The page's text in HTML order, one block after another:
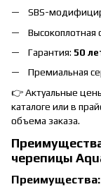
SBS-
Высокоплотная
Гарантия: 50
Премиальная
👉 Актуальные
каталоге или в
объема заказа.
черепицы
Преимущества: